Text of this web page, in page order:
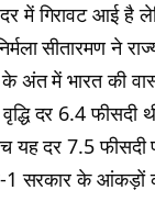
में गिरावट आई है
सीतारमण ने
अंत में भारत की
वृद्धि दर 6.4
यह दर 7.5 फीसदी
1 सरकार के आंकड़ों